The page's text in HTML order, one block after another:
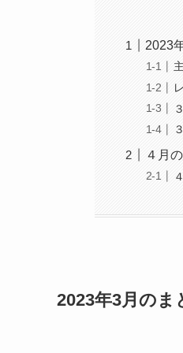
2023
４月
2023年3月のま